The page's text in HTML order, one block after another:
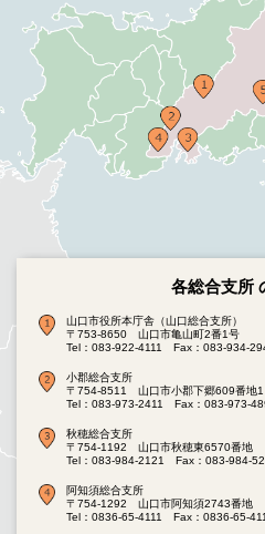
各総合支所
山口市役所本庁舎（山口総合支所）
〒753-8650 山口市亀山町2番1号
Tel：083-922-4111
Fax：083-934-
小郡総合支所
〒754-8511 山口市小郡下郷609番地1
Tel：083-973-2411
Fax：083-973-
秋穂総合支所
〒754-1192 山口市秋穂東6570番地
Tel：083-984-2121
Fax：083-984-
阿知須総合支所
〒754-1292 山口市阿知須2743番地
Tel：0836-65-4111
Fax：0836-65-